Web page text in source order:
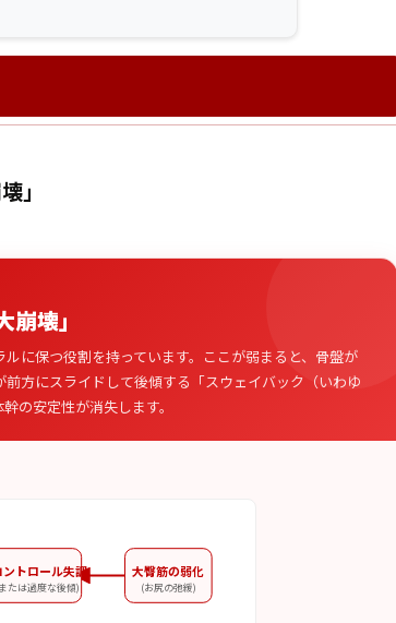
」
壊」
に保つ役割を持っています。ここが弱まると、骨盤が
方にスライドして後傾する「スウェイバック（いわゆ
の安定性が消失します。
大臀筋の弱化
(お尻の弛緩)
トロール失調
たは過度な後傾)